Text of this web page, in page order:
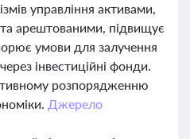
управління активами,
арештованими, підвищує
умови для залучення
інвестиційні фонди.
розпорядженню
Джерело